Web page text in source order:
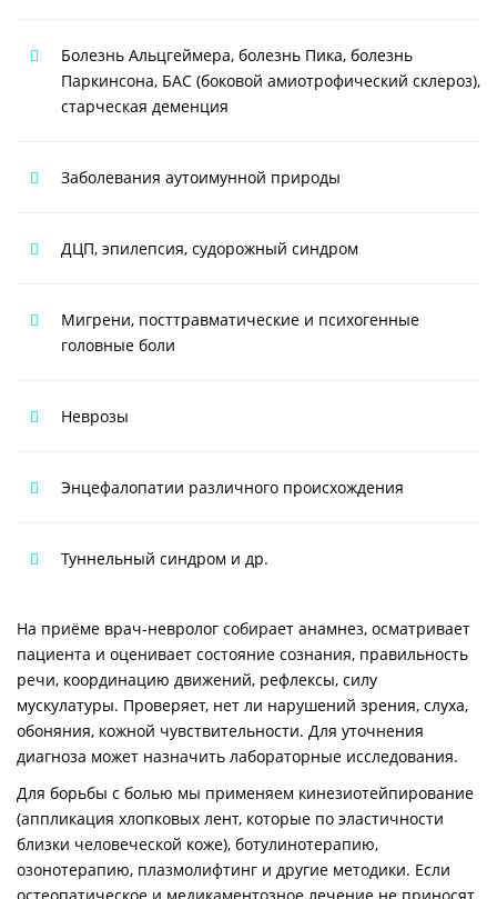
Болезнь Альцгеймера, болезнь Пика, болезнь
Паркинсона, БАС (боковой амиотрофический склероз),
старческая деменция
Заболевания аутоимунной природы
ДЦП, эпилепсия, судорожный синдром
Мигрени, посттравматические и психогенные
головные боли
Неврозы
Энцефалопатии различного происхождения
Туннельный синдром и др.
На приёме врач-невролог собирает анамнез, осматривает
пациента и оценивает состояние сознания, правильность
речи, координацию движений, рефлексы, силу
мускулатуры. Проверяет, нет ли нарушений зрения, слуха,
обоняния, кожной чувствительности. Для уточнения
диагноза может назначить лабораторные исследования.
Для борьбы с болью мы применяем кинезиотейпирование
(аппликация хлопковых лент, которые по эластичности
близки человеческой коже), ботулинотерапию,
озонотерапию, плазмолифтинг и другие методики. Если